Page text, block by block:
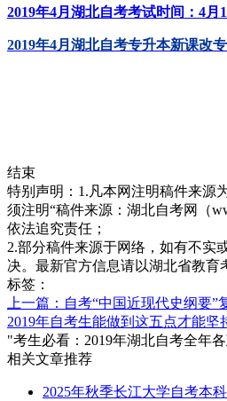
2019年4月湖北自考考试时间：4月
2019年4月湖北自考专升本新课改
结束
特别声明：1.凡本网注明稿件来源
须注明“稿件来源：湖北自考网（
依法追究责任；
2.部分稿件来源于网络，如有不实
决。最新官方信息请以湖北省教育
标签：
上一篇：自考“中国近现代史纲要”
2019年自考生能做到这五点才能坚
"考生必看：2019年湖北自考全年
相关文章推荐
2025年秋季长江大学自考本